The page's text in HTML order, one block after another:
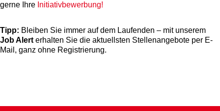
gerne Ihre Initiativbewerbung!
Tipp: Bleiben Sie immer auf dem Laufenden – mit unserem
Job Alert erhalten Sie die aktuellsten Stellenangebote per E-
Mail, ganz ohne Registrierung.